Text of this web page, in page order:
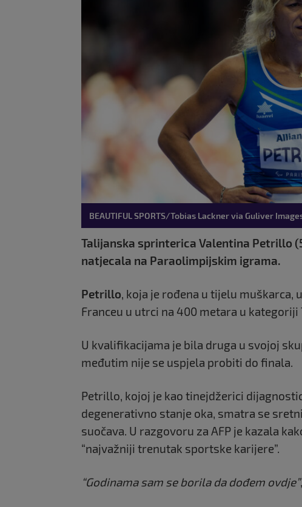
BEAUTIFUL SPORTS/Tobias Lackner via Guliver
Talijanska sprinterica Valentina Petrillo
natjecala na Paraolimpijskim igrama.
Petrillo, koja je rođena u tijelu muškarca,
Franceu u utrci na 400 metara u
U kvalifikacijama je bila druga u svojoj
međutim nije se uspjela probiti do finala.
Petrillo, kojoj je kao tinejdžerici
degenerativno stanje oka, smatra se
suočava. U razgovoru za AFP je kazala
“najvažniji trenutak sportske karijere”.
“Godinama sam se borila da dođem ovdje”